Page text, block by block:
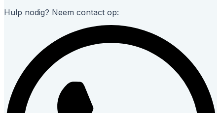
Hulp nodig? Neem contact op: